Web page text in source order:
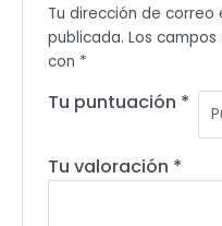
Tu dirección de
publicada. Los
con *
Tu puntuación *
Tu valoración *